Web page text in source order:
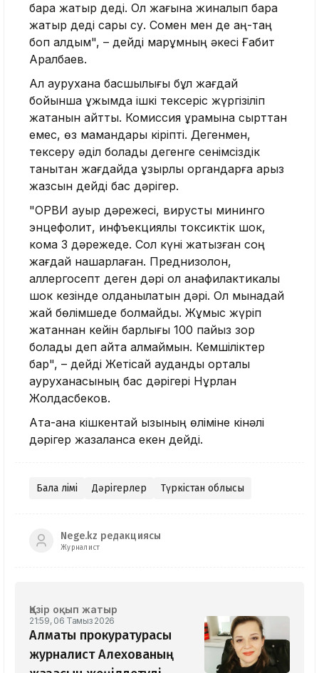
бара жатыр деді. Ол жағына жиналып бара
жатыр деді сары су. Сомен мен де аң-таң
боп қалдым", – дейді марқұмның әкесі Ғабит
Аралбаев.
Ал аурухана басшылығы бұл жағдай
бойынша ұжымда ішкі тексеріс жүргізіліп
жатқанын айтты. Комиссия құрамына сырттан
емес, өз мамандары кіріпті. Дегенмен,
тексеру әділ болады дегенге сенімсіздік
танытқан жағдайда құзырлы органдарға арыз
жазсын дейді бас дәрігер.
"ОРВИ ауыр дәрежесі, вирусты мининго
энцефолит, инфъекциялық токсиктік шок,
кома 3 дәрежеде. Сол күні жатқызған соң
жағдай нашарлаған. Преднизолон,
аллергосепт деген дәрі ол анафилактикалық
шок кезінде қолданылатын дәрі. Ол мынадай
жай бөлімшеде болмайды. Жұмыс жүріп
жатқаннан кейін барлығы 100 пайыз зор
болады деп айта алмаймын. Кемшіліктер
бар", – дейді Жетісай аудандық орталық
ауруханасының бас дәрігері Нұрлан
Жолдасбеков.
Ата-ана кішкентай қызының өліміне кінәлі
дәрігер жазаланса екен дейді.
Бала өлімі Дәрігерлер Түркістан облысы
Nege.kz редакциясы
Журналист
Қазір оқып жатыр
21:59, 06 Тамыз 2026
Алматы прокуратурасы
журналист Алехованың